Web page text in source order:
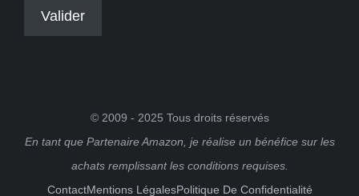
© 2009 - 2025 Tous droits réservés
En tant que Partenaire Amazon, je réalise un bénéfice sur les
achats remplissant les conditions requises.
ContactMentions LégalesPolitique De Confidentialité